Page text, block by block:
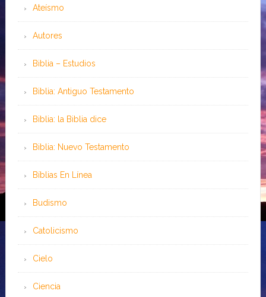
Ateísmo
Autores
Biblia – Estudios
Biblia: Antiguo Testamento
Biblia: la Biblia dice
Biblia: Nuevo Testamento
Bíblias En Línea
Budismo
Catolicismo
Cielo
Ciencia